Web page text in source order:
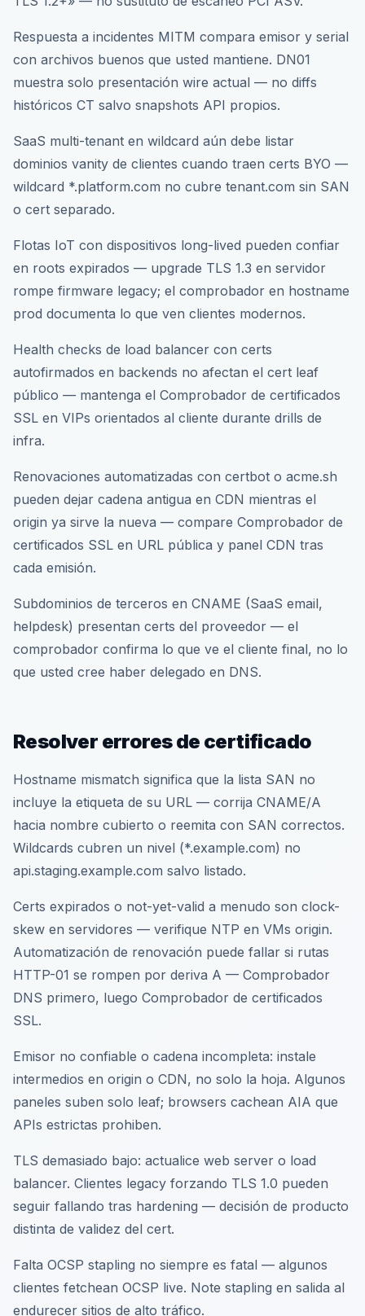
Respuesta a incidentes MITM compara emisor y serial
con archivos buenos que usted mantiene. DN01
muestra solo presentación wire actual — no diffs
históricos CT salvo snapshots API propios.
SaaS multi-tenant en wildcard aún debe listar
dominios vanity de clientes cuando traen certs BYO —
wildcard *.platform.com no cubre tenant.com sin SAN
o cert separado.
Flotas IoT con dispositivos long-lived pueden confiar
en roots expirados — upgrade TLS 1.3 en servidor
rompe firmware legacy; el comprobador en hostname
prod documenta lo que ven clientes modernos.
Health checks de load balancer con certs
autofirmados en backends no afectan el cert leaf
público — mantenga el Comprobador de certificados
SSL en VIPs orientados al cliente durante drills de
infra.
Renovaciones automatizadas con certbot o acme.sh
pueden dejar cadena antigua en CDN mientras el
origin ya sirve la nueva — compare Comprobador de
certificados SSL en URL pública y panel CDN tras
cada emisión.
Subdominios de terceros en CNAME (SaaS email,
helpdesk) presentan certs del proveedor — el
comprobador confirma lo que ve el cliente final, no lo
que usted cree haber delegado en DNS.
Resolver errores de certificado
Hostname mismatch significa que la lista SAN no
incluye la etiqueta de su URL — corrija CNAME/A
hacia nombre cubierto o reemita con SAN correctos.
Wildcards cubren un nivel (*.example.com) no
api.staging.example.com salvo listado.
Certs expirados o not-yet-valid a menudo son clock-
skew en servidores — verifique NTP en VMs origin.
Automatización de renovación puede fallar si rutas
HTTP-01 se rompen por deriva A — Comprobador
DNS primero, luego Comprobador de certificados
SSL.
Emisor no confiable o cadena incompleta: instale
intermedios en origin o CDN, no solo la hoja. Algunos
paneles suben solo leaf; browsers cachean AIA que
APIs estrictas prohiben.
TLS demasiado bajo: actualice web server o load
balancer. Clientes legacy forzando TLS 1.0 pueden
seguir fallando tras hardening — decisión de producto
distinta de validez del cert.
Falta OCSP stapling no siempre es fatal — algunos
clientes fetchean OCSP live. Note stapling en salida al
endurecer sitios de alto tráfico.